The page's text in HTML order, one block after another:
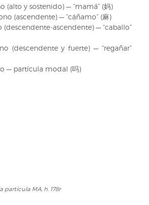
(alto y sostenido) — “mamá” (妈)
(ascendente) — “cáñamo” (麻)
— “caballo”
(descendente y fuerte) — “regañar”
— partícula modal (吗)
partícula MA, h. 178r